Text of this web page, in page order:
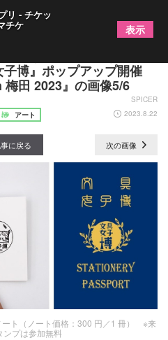
ムなど個性豊かな文具が
博』ポップアップ開催
梅田 2023』の画像5/6
SPICER
アート 2023.8.22
に戻る 次の画像
ート（ノート価格：300 円／1 冊） ※来
ンプは参加無料
リ - チケッ
チケ 表示